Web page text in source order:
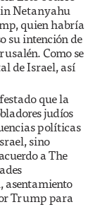
Netanyahu
quien habría
su intención de
Como se
de Israel, así
que la
judíos
políticas
sino
a The
asentamiento
Trump para